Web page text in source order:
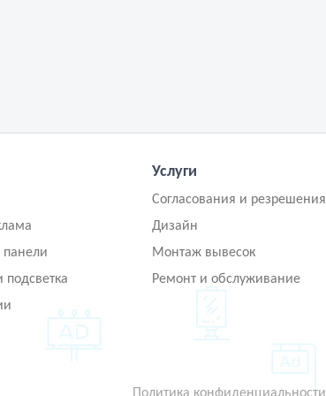
панели
подсветка
Услуги
Согласования и резрешения
Дизайн
Монтаж вывесок
Ремонт и обслуживание